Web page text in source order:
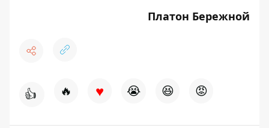
Платон Бережной
👍 🔥 ♥ 😭 😆 😡